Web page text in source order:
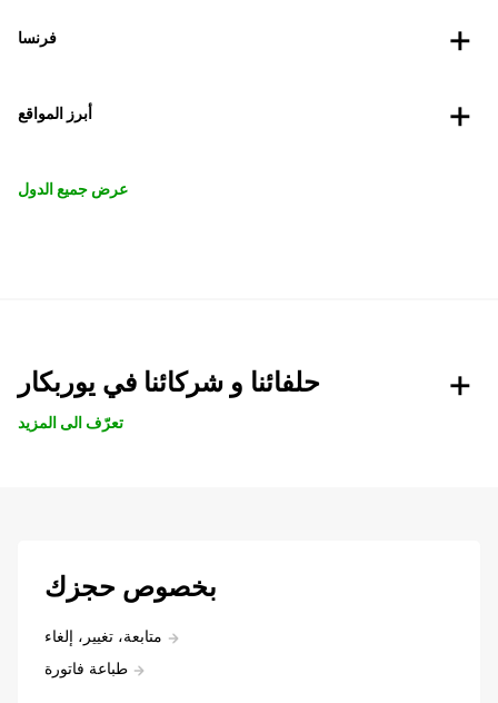
فرنسا
أبرز المواقع
عرض جميع الدول
حلفائنا و شركائنا في يوربكار
تعرّف الى المزيد
بخصوص حجزك
متابعة، تغيير، إلغاء
طباعة فاتورة